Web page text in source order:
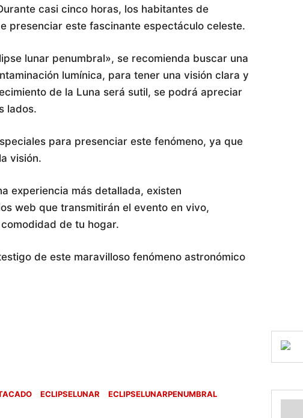
casi cinco horas, los habitantes de
presenciar este fascinante espectáculo celeste.
lunar penumbral», se recomienda buscar una
lumínica, para tener una visión clara y
de la Luna será sutil, se podrá apreciar
lados.
para presenciar este fenómeno, ya que
visión.
experiencia más detallada, existen
web que transmitirán el evento en vivo,
de tu hogar.
de este maravilloso fenómeno astronómico
ECLIPSELUNAR
ECLIPSELUNARPENUMBRAL